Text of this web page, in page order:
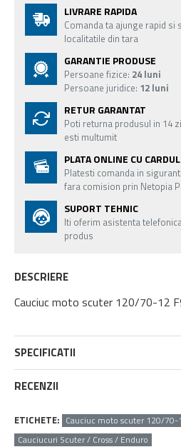
LIVRARE RAPIDA
Comanda ta ajunge rapid si
localitatile din tara
GARANTIE PRODUSE
Persoane fizice: 24 luni
Persoane juridice: 12 luni
RETUR GARANTAT
Poti returna produsul in 14
esti multumit
PLATA ONLINE CU CARDUL
Platesti comanda in
fara comision prin Netopia
SUPORT TEHNIC
Iti oferim asistenta
produs
DESCRIERE
Cauciuc moto scuter 120/70-12
SPECIFICATII
RECENZII
ETICHETE: Cauciuc moto scuter 120/70-
Cauciucuri Scuter / Cross / Enduro